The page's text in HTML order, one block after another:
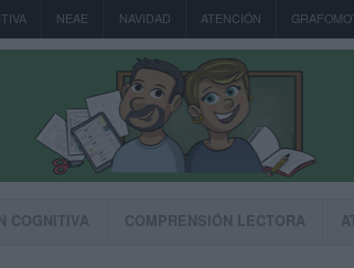
NEAE NAVIDAD ATENCIÓN
COGNITIVA COMPRENSIÓN LECTORA